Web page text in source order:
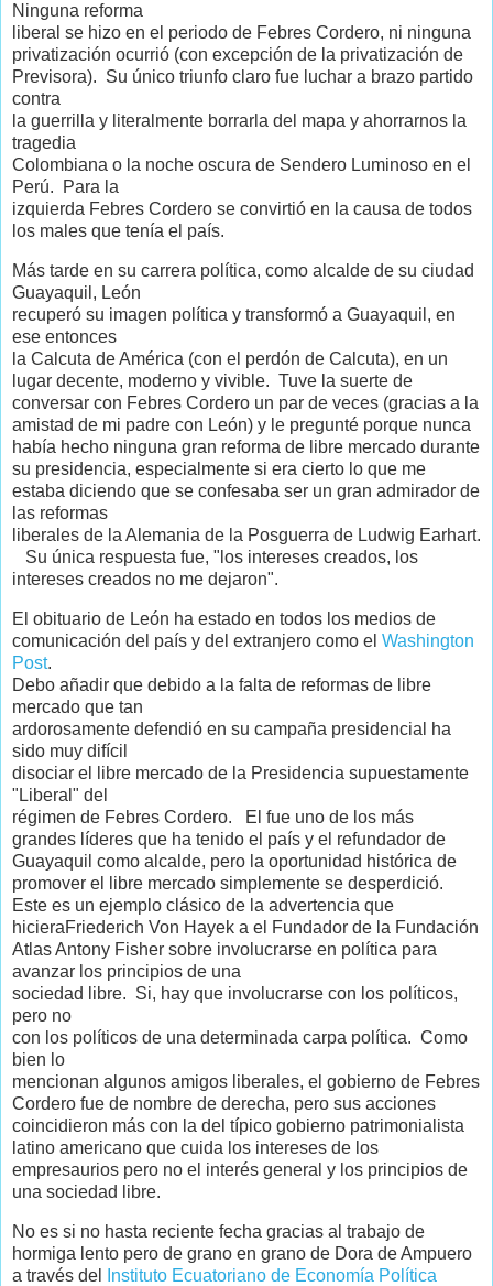
Ninguna reforma
liberal se hizo en el periodo de Febres Cordero, ni ninguna
privatización ocurrió (con excepción de la privatización de
Previsora). Su único triunfo claro fue luchar a brazo partido
contra
la guerrilla y literalmente borrarla del mapa y ahorrarnos la
tragedia
Colombiana o la noche oscura de Sendero Luminoso en el
Perú. Para la
izquierda Febres Cordero se convirtió en la causa de todos
los males que tenía el país.
Más tarde en su carrera política, como alcalde de su ciudad
Guayaquil, León
recuperó su imagen política y transformó a Guayaquil, en
ese entonces
la Calcuta de América (con el perdón de Calcuta), en un
lugar decente, moderno y vivible. Tuve la suerte de
conversar con Febres Cordero un par de veces (gracias a la
amistad de mi padre con León) y le pregunté porque nunca
había hecho ninguna gran reforma de libre mercado durante
su presidencia, especialmente si era cierto lo que me
estaba diciendo que se confesaba ser un gran admirador de
las reformas
liberales de la Alemania de la Posguerra de Ludwig Earhart.
Su única respuesta fue, "los intereses creados, los
intereses creados no me dejaron".
El obituario de León ha estado en todos los medios de
comunicación del país y del extranjero como el Washington
Post.
Debo añadir que debido a la falta de reformas de libre
mercado que tan
ardorosamente defendió en su campaña presidencial ha
sido muy difícil
disociar el libre mercado de la Presidencia supuestamente
"Liberal" del
régimen de Febres Cordero. El fue uno de los más
grandes líderes que ha tenido el país y el refundador de
Guayaquil como alcalde, pero la oportunidad histórica de
promover el libre mercado simplemente se desperdició.
Este es un ejemplo clásico de la advertencia que
hicieraFriederich Von Hayek a el Fundador de la Fundación
Atlas Antony Fisher sobre involucrarse en política para
avanzar los principios de una
sociedad libre. Si, hay que involucrarse con los políticos,
pero no
con los políticos de una determinada carpa política. Como
bien lo
mencionan algunos amigos liberales, el gobierno de Febres
Cordero fue de nombre de derecha, pero sus acciones
coincidieron más con la del típico gobierno patrimonialista
latino americano que cuida los intereses de los
empresaurios pero no el interés general y los principios de
una sociedad libre.
No es si no hasta reciente fecha gracias al trabajo de
hormiga lento pero de grano en grano de Dora de Ampuero
a través del
Instituto Ecuatoriano de Economía Política